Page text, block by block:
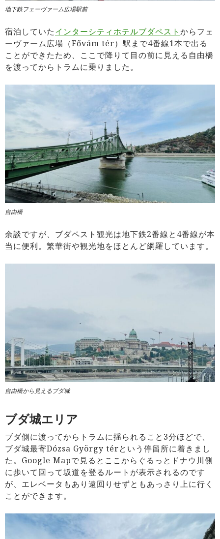
地下鉄フェーヴァーム広場駅前
宿泊していたインターシティホテルブダペスト からフェ
ーヴァーム広場（Fővám tér）駅まで4番線1本で出る
ことができたため、ここで降りて目の前に見える自由橋
を渡ってからトラムに乗りました。
自由橋
余談ですが、ブダペスト観光は地下鉄2番線と4番線が本
当に便利。繁華街や観光地をほとんど網羅しています。
自由橋から見えるブダ城
ブダ城エリア
ブダ側に渡ってからトラムに揺られること3分ほどで、
ブダ城最寄Dózsa György térという停留所に着きまし
た。Google Mapで見るとここからぐるっとドナウ川側
に歩いて回って坂道を登るルートが表示されるのです
が、エレベータもあり遠回りせずともあっさり上に行く
ことができます。